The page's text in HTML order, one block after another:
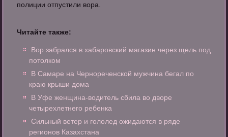
полиции отпустили вора.
Читайте также:
Вор забрался в хабаровский магазин через щель под
потолком
В Самаре на Чернореченской мужчина бегал по
краю крыши дома
В Уфе женщина-водитель сбила во дворе
четырехлетнего ребенка
Сильный ветер и гололед ожидаются в ряде
регионов Казахстана